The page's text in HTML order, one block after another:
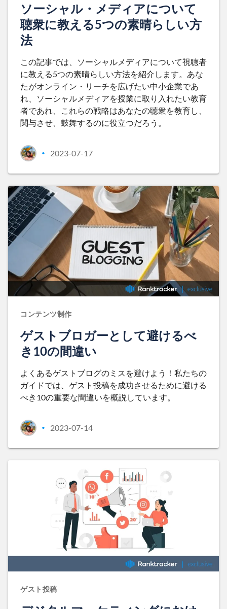
ソーシャル・メディアについて
聴衆に教える5つの素晴らしい方
法
この記事では、ソーシャルメディアについて視聴者
に教える5つの素晴らしい方法を紹介します。あな
たがオンライン・リーチを広げたい中小企業であ
れ、ソーシャルメディアを授業に取り入れたい教育
者であれ、これらの戦略はあなたの聴衆を教育し、
関与させ、鼓舞するのに役立つだろう。
• 2023-07-17
コンテンツ制作
ゲストブロガーとして避けるべ
き10の間違い
よくあるゲストブログのミスを避けよう！私たちの
ガイドでは、ゲスト投稿を成功させるために避ける
べき10の重要な間違いを概説しています。
• 2023-07-14
ゲスト投稿